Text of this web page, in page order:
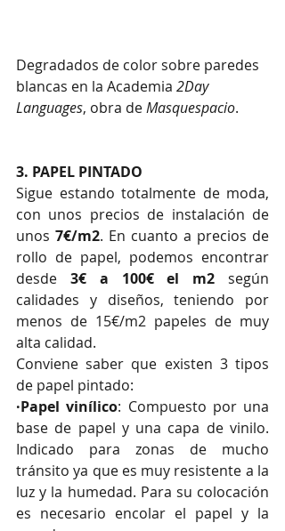
Degradados de color sobre paredes
blancas en la Academia 2Day
Languages, obra de Masquespacio.
3. PAPEL PINTADO
Sigue estando totalmente de moda,
con unos precios de instalación de
unos 7€/m2. En cuanto a precios de
rollo de papel, podemos encontrar
desde 3€ a 100€ el m2 según
calidades y diseños, teniendo por
menos de 15€/m2 papeles de muy
alta calidad.
Conviene saber que existen 3 tipos
de papel pintado:
·Papel vinílico: Compuesto por una
base de papel y una capa de vinilo.
Indicado para zonas de mucho
tránsito ya que es muy resistente a la
luz y la humedad. Para su colocación
es necesario encolar el papel y la